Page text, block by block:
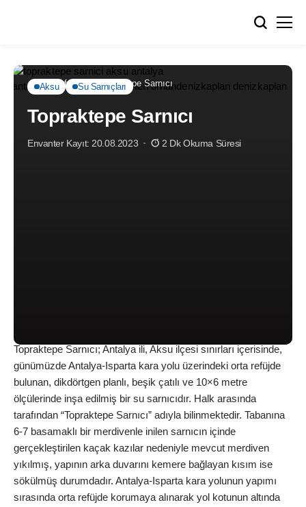
Anasayfa Aksu Topraktepe Sarnıcı
Aksu Su Sarnıçları
Topraktepe Sarnıcı
Envanter Kayıt: 20.08.2023 2 Dk Okuma Süresi
Topraktepe Sarnıcı; Antalya ili, Aksu ilçesi sınırları içerisinde,
günümüzde Antalya-Isparta kara yolu üzerindeki orta refüjde
bulunan, dikdörtgen planlı, beşik çatılı ve 10×6 metre
ölçülerinde inşa edilmiş bir su sarnıcıdır. Halk arasında
tarafından “Topraktepe Sarnıcı” adıyla bilinmektedir. Tabanına
6-7 basamaklı bir merdivenle inilen sarnıcın içinde
gerçekleştirilen kaçak kazılar nedeniyle mevcut merdiven
yıkılmış, yapının arka duvarını kemere bağlayan kısım ise
sökülmüş durumdadır. Antalya-Isparta kara yolunun yapımı
sırasında orta refüjde korumaya alınarak yol kotunun altında